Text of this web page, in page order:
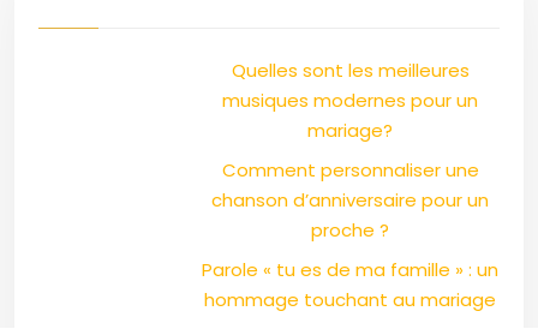
Quelles sont les meilleures
musiques modernes pour un
mariage?
Comment personnaliser une
chanson d’anniversaire pour un
proche ?
Parole « tu es de ma famille » : un
hommage touchant au mariage